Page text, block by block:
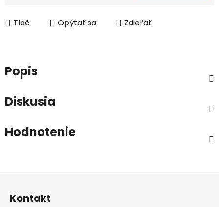
Tlač Opýtať sa Zdieľať
Popis
Diskusia
Hodnotenie
Kontakt